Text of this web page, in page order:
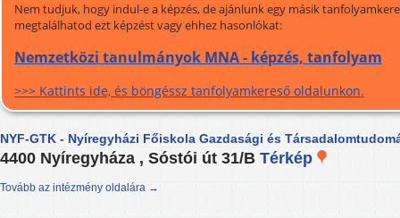
Nem tudjuk, hogy indul-e a képzés, de ajánlunk egy másik
megtalálhatod ezt képzést vagy ehhez hasonlókat:
Nemzetközi tanulmányok MNA - képzés, tanfolyam
>>> Kattints ide, és böngéssz tanfolyamkereső oldalunkon.
NYF-GTK - Nyíregyházi Főiskola Gazdasági és
4400 Nyíregyháza , Sóstói út 31/B Térkép
Tovább az intézmény oldalára →